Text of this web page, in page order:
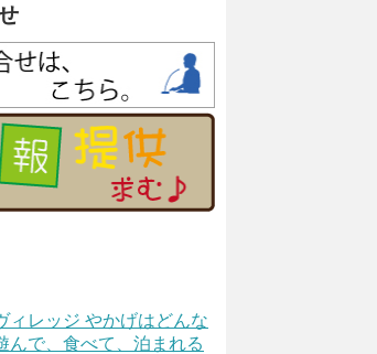
ィレッジ やかげはどんな
で、食べて、泊まれる